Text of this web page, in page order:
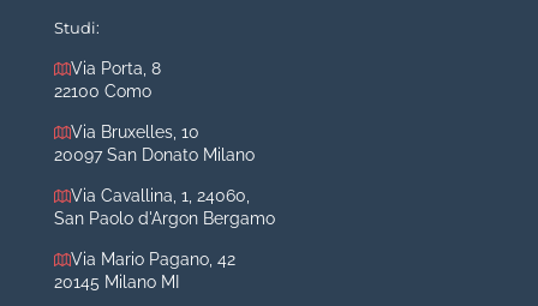
Rinoplastica
Medicina estetica Milano
Acido ialuronico viso
Aumento labbra
Filler
Studi:
Via Porta, 8
22100 Como
Via Bruxelles, 10
20097 San Donato Milano
Via Cavallina, 1, 24060,
San Paolo d'Argon Bergamo
Via Mario Pagano, 42
20145 Milano MI